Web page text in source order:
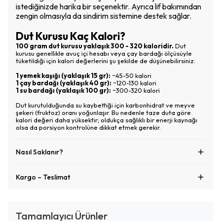
istediğinizde harika bir seçenektir. Ayrıca lif bakımından
zengin olmasıyla da sindirim sistemine destek sağlar.
Dut Kurusu Kaç Kalori?
100 gram dut kurusu yaklaşık 300 - 320 kaloridir. Dut
kurusu genellikle avuç içi hesabı veya çay bardağı ölçüsüyle
tüketildiği için kalori değerlerini şu şekilde de düşünebilirsiniz:
1 yemek kaşığı (yaklaşık 15 gr): ~45-50 kalori
1 çay bardağı (yaklaşık 40 gr): ~120-130 kalori
1 su bardağı (yaklaşık 100 gr): ~300-320 kalori
Dut kurutulduğunda su kaybettiği için karbonhidrat ve meyve
şekeri (fruktoz) oranı yoğunlaşır. Bu nedenle taze duta göre
kalori değeri daha yüksektir; oldukça sağlıklı bir enerji kaynağı
olsa da porsiyon kontrolüne dikkat etmek gerekir.
Nasıl Saklanır?
Kargo – Teslimat
Tamamlayıcı Ürünler